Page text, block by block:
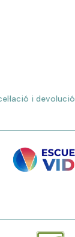
i devolució